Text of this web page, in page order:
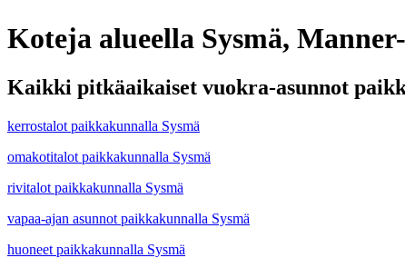
Koteja alueella Sysmä,
Kaikki pitkäaikaiset vuokra-asunnot
kerrostalot paikkakunnalla Sysmä
omakotitalot paikkakunnalla Sysmä
rivitalot paikkakunnalla Sysmä
vapaa-ajan asunnot paikkakunnalla Sysmä
huoneet paikkakunnalla Sysmä